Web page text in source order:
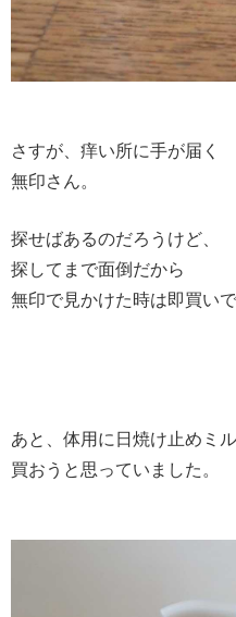
さすが、痒い所に手が届く
無印さん。
探せばあるのだろうけど、
探してまで面倒だから
無印で見かけた時は即買いで
あと、体用に日焼け止めミ
買おうと思っていました。